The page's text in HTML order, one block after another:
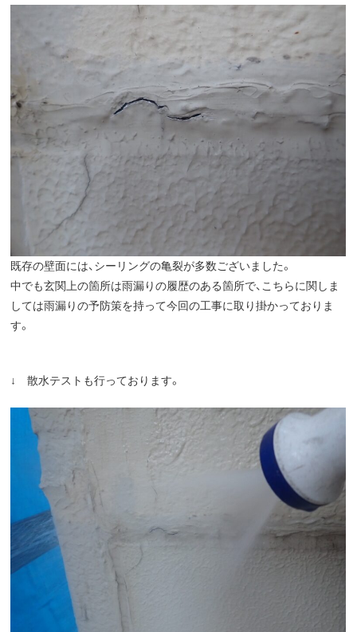
既存の壁面には、シーリングの亀裂が多数ございました。
中でも玄関上の箇所は雨漏りの履歴のある箇所で、こちらに関しま
しては雨漏りの予防策を持って今回の工事に取り掛かっておりま
す。
↓ 散水テストも行っております。